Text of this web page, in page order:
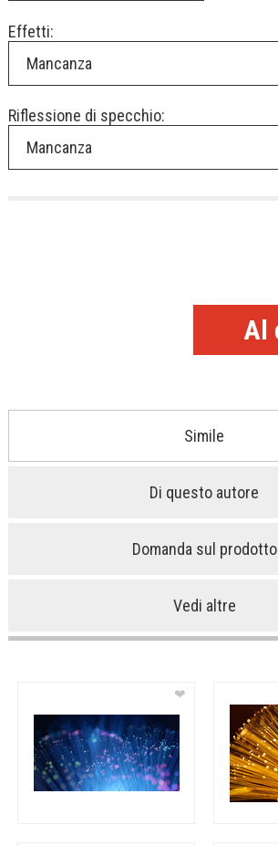
Effetti:
Mancanza
Riflessione di specchio:
Mancanza
Simile
Di questo autore
Domanda sul prodotto
Vedi altre
❤